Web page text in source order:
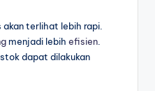
akan terlihat lebih rapi.
menjadi lebih efisien.
dapat dilakukan